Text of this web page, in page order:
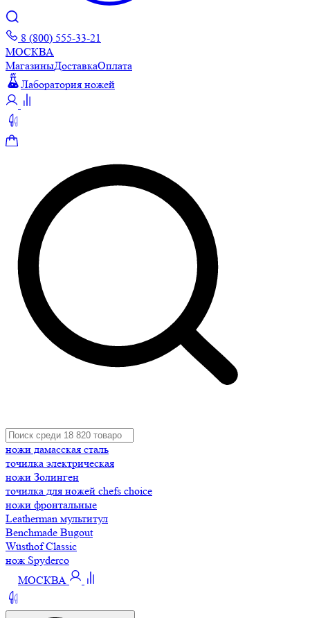
8 (800) 555-33-21
МОСКВА
МагазиныДоставкаОплата
Лаборатория ножей
ножи дамасская сталь
точилка электрическая
ножи Золинген
точилка для ножей chefs choice
ножи фронтальные
Leatherman мультитул
Benchmade Bugout
Wüsthof Classic
нож Spyderco
МОСКВА